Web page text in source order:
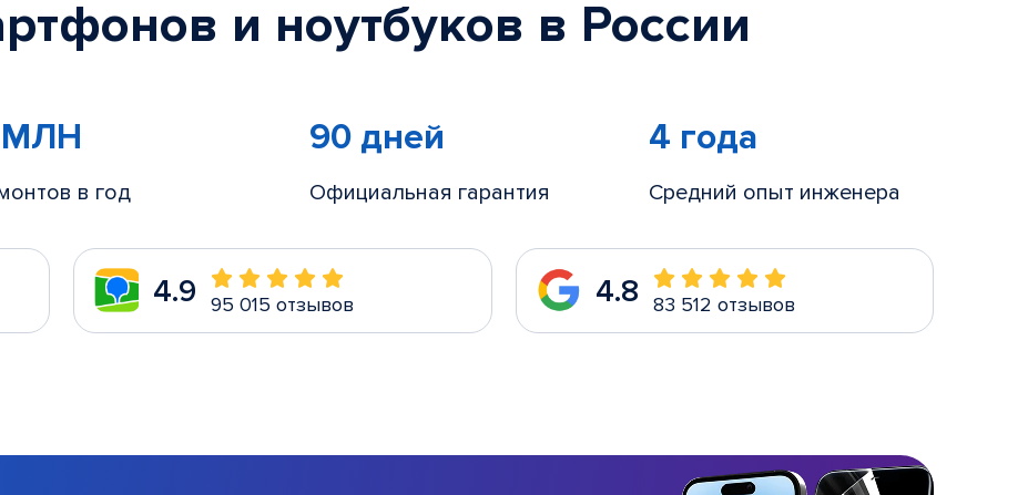
и ноутбуков в России
в год
90 дней
Официальная гарантия
4 года
Средний опыт инженера
4.9 95 015 отзывов 4.8 83 512 отзывов